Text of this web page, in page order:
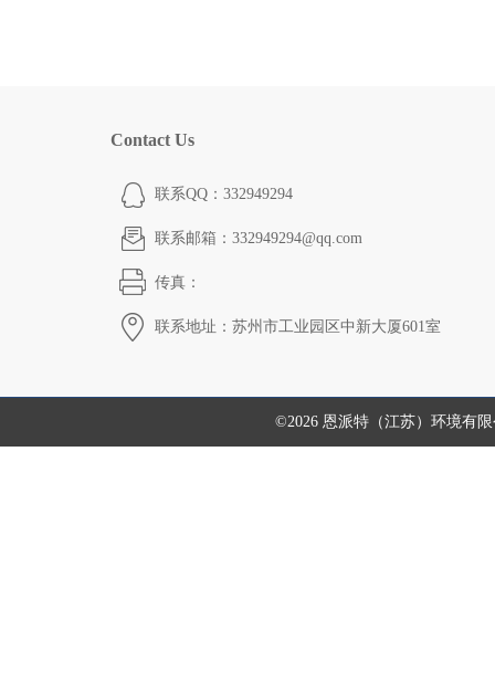
Contact Us
联系QQ：332949294
联系邮箱：332949294@qq.com
传真：
联系地址：苏州市工业园区中新大厦601室
©2026 恩派特（江苏）环境有